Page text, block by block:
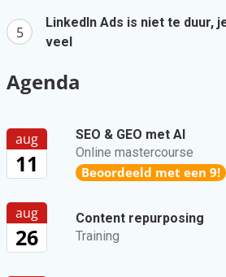
LinkedIn Ads is niet te duur,
veel
Agenda
aug
11
SEO & GEO met AI
Online mastercourse
Beoordeeld met een 9!
aug
26
Content repurposing
Training